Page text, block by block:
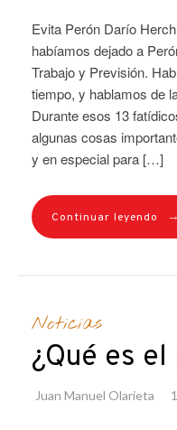
Evita Perón Darío
habíamos dejado a
Trabajo y Previsión.
tiempo, y hablamos de
Durante esos 13
algunas cosas
y en especial para […]
Continuar leyendo →
Noticias
¿Qué es
Juan Manuel Olarieta